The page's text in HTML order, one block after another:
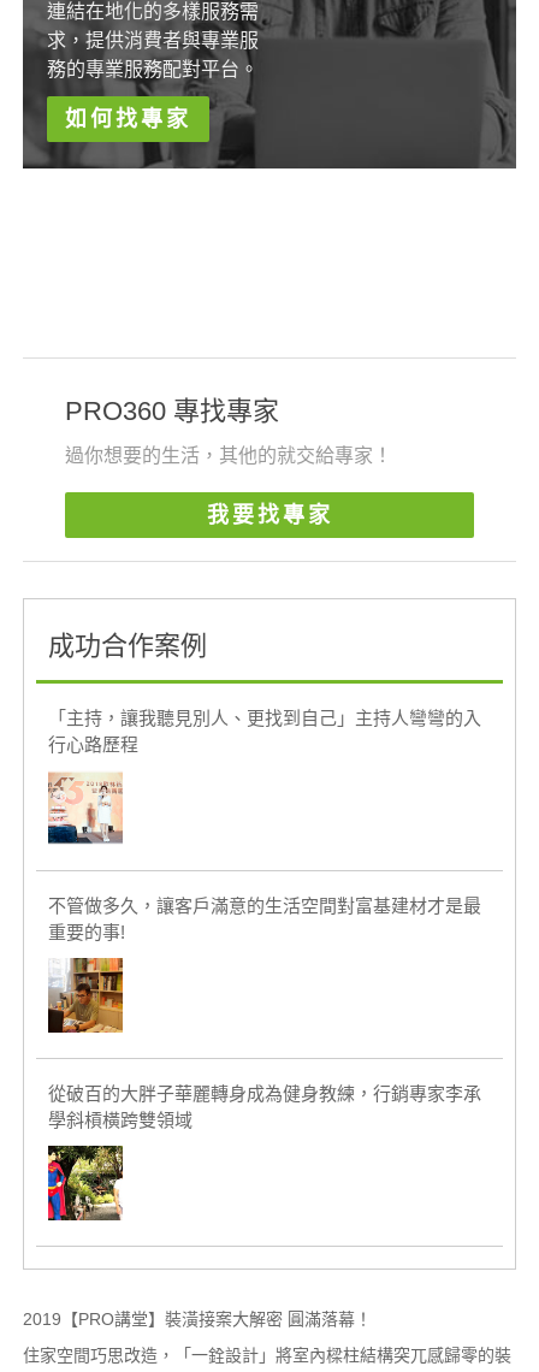
連結在地化的多樣服務需
求，提供消費者與專業服
務的專業服務配對平台。
如何找專家
PRO360 專找專家
過你想要的生活，其他的就交給專家！
我要找專家
成功合作案例
「主持，讓我聽見別人、更找到自己」主持人彎彎的入
行心路歷程
不管做多久，讓客戶滿意的生活空間對富基建材才是最
重要的事!
從破百的大胖子華麗轉身成為健身教練，行銷專家李承
學斜槓橫跨雙領域
2019【PRO講堂】裝潢接案大解密 圓滿落幕！
住家空間巧思改造，「一銓設計」將室內樑柱結構突兀感歸零的裝